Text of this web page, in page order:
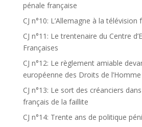
pénale française
CJ n°10: L’Allemagne à la
CJ n°11: Le trentenaire du Centre
Françaises
CJ n°12: Le règlement amiable
européenne des Droits de l’Homme
CJ n°13: Le sort des créanciers
français de la faillite
CJ n°14: Trente ans de politique